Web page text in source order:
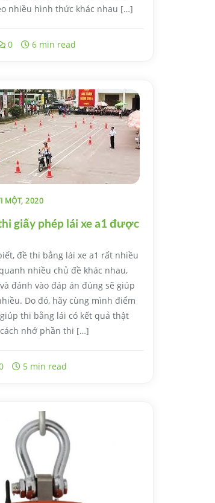
nhiều hình thức khác nhau […]
0 6 min read
MỘT, 2020
giấy phép lái xe a1 được
đề thi bằng lái xe a1 rất nhiều
nhiều chủ đề khác nhau,
đánh vào đáp án đúng sẽ giúp
Do đó, hãy cùng mình điểm
thi bằng lái có kết quả thật
cách nhớ phần thi […]
5 min read